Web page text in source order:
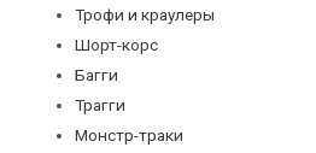
Трофи и краулеры
Шорт-корс
Багги
Трагги
Монстр-траки